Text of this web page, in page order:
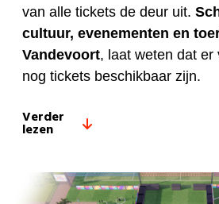
van alle tickets de deur uit.
cultuur, evenementen en
Vandevoort, laat weten dat er
nog tickets beschikbaar zijn.
Verder
lezen